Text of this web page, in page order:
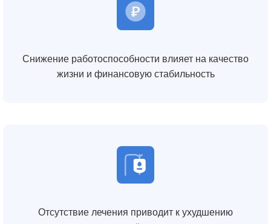
Снижение работоспособности влияет на качество
жизни и финансовую стабильность
Отсутствие лечения приводит к ухудшению